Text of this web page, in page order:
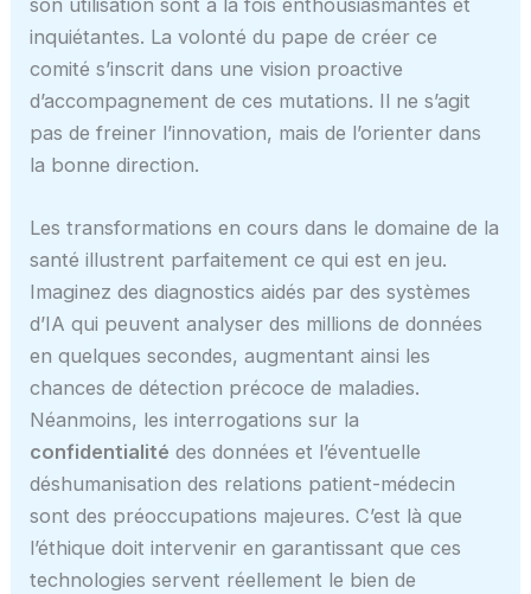
son utilisation sont à la fois enthousiasmantes et
inquiétantes. La volonté du pape de créer ce
comité s’inscrit dans une vision proactive
d’accompagnement de ces mutations. Il ne s’agit
pas de freiner l’innovation, mais de l’orienter dans
la bonne direction.
Les transformations en cours dans le domaine de la
santé illustrent parfaitement ce qui est en jeu.
Imaginez des diagnostics aidés par des systèmes
d’IA qui peuvent analyser des millions de données
en quelques secondes, augmentant ainsi les
chances de détection précoce de maladies.
Néanmoins, les interrogations sur la
confidentialité des données et l’éventuelle
déshumanisation des relations patient-médecin
sont des préoccupations majeures. C’est là que
l’éthique doit intervenir en garantissant que ces
technologies servent réellement le bien de